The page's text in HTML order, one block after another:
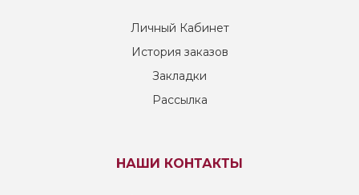
Личный Кабинет
История заказов
Закладки
Рассылка
НАШИ КОНТАКТЫ